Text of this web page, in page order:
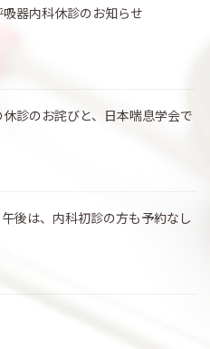
器内科休診のお知らせ
診のお詫びと、日本喘息学会で
後は、内科初診の方も予約なし